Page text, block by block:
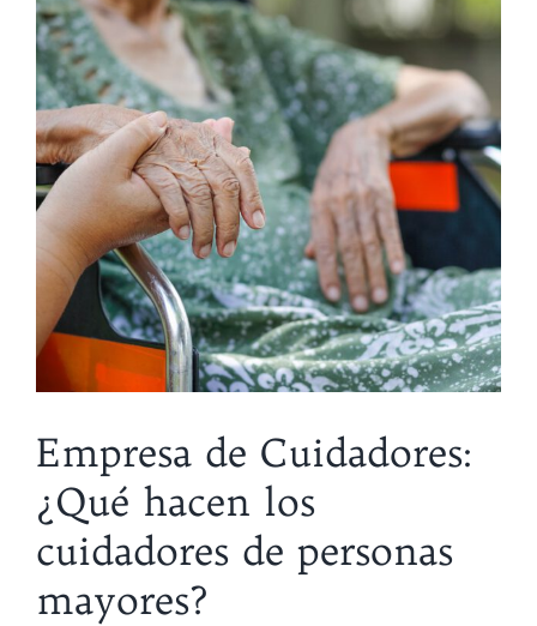
Empresa de Cuidadores:
¿Qué hacen los
cuidadores de personas
mayores?